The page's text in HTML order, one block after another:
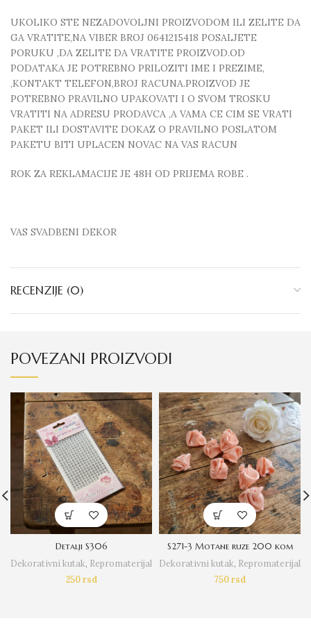
UKOLIKO STE NEZADOVOLJNI PROIZVODOM ILI ZELITE DA
GA VRATITE,NA VIBER BROJ 0641215418 POSALJETE
PORUKU ,DA ZELITE DA VRATITE PROIZVOD.OD
PODATAKA JE POTREBNO PRILOZITI IME I PREZIME,
,KONTAKT TELEFON,BROJ RACUNA.PROIZVOD JE
POTREBNO PRAVILNO UPAKOVATI I O SVOM TROSKU
VRATITI NA ADRESU PRODAVCA ,A VAMA CE CIM SE VRATI
PAKET ILI DOSTAVITE DOKAZ O PRAVILNO POSLATOM
PAKETU BITI UPLACEN NOVAC NA VAS RACUN
ROK ZA REKLAMACIJE JE 48H OD PRIJEMA ROBE .
VAS SVADBENI DEKOR
RECENZIJE (0)
POVEZANI PROIZVODI
Detalji S306
Dekorativni kutak, Repromaterijal
250rsd
S271-3 Motane ruze 200 kom
Dekorativni kutak, Repromaterijal
750rsd